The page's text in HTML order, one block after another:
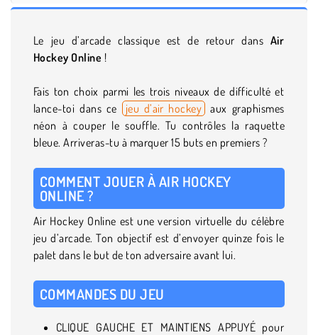
Le jeu d’arcade classique est de retour dans Air
Hockey Online !
Fais ton choix parmi les trois niveaux de difficulté et
lance-toi dans ce
jeu d’air hockey aux graphismes
néon à couper le souffle. Tu contrôles la raquette
bleue. Arriveras-tu à marquer 15 buts en premiers ?
COMMENT JOUER À AIR HOCKEY
ONLINE ?
Air Hockey Online est une version virtuelle du célèbre
jeu d’arcade. Ton objectif est d’envoyer quinze fois le
palet dans le but de ton adversaire avant lui.
COMMANDES DU JEU
CLIQUE GAUCHE ET MAINTIENS APPUYÉ pour